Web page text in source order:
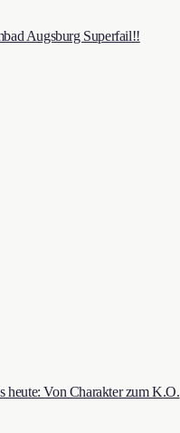
Augsburg Superfail!!
Von Charakter zum K.O.